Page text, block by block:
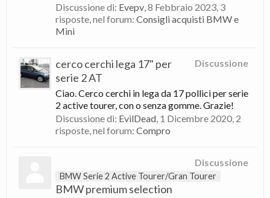
Discussione di: Evepv,8 Febbraio 2023, 3
risposte, nel forum: Consigli acquisti BMW e
Mini
Discussione
cerco cerchi lega 17" per
serie 2 AT
Ciao. Cerco cerchi in lega da 17 pollici per serie
2 active tourer, con o senza gomme. Grazie!
Discussione di: EvilDead, 1 Dicembre 2020, 2
risposte, nel forum: Compro
Discussione
BMW Serie 2 Active Tourer/Gran Tourer
BMW premium selection